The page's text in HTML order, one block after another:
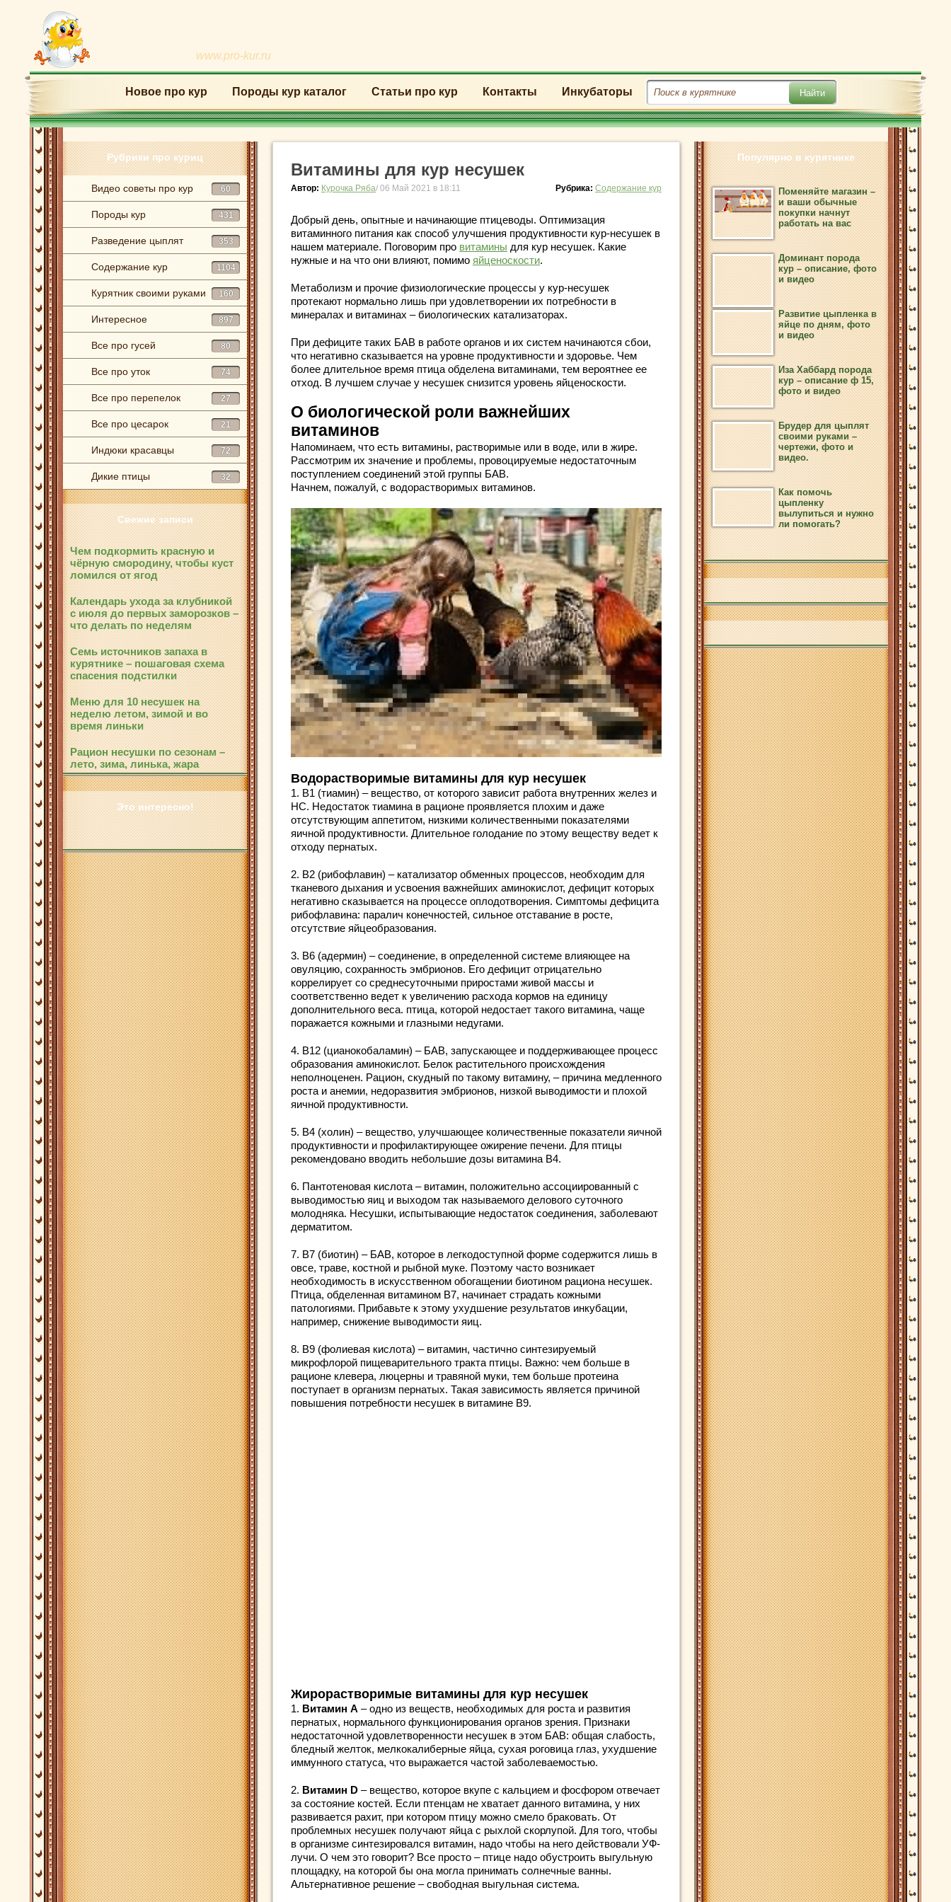
www.pro-kur.ru
Новое про кур Породы кур каталог Статьи про кур Контакты Инкубаторы
Рубрики про куриц
Видео советы про кур 60
Породы кур 431
Разведение цыплят 353
Содержание кур 1104
Курятник своими руками 160
Интересное 897
Все про гусей 80
Все про уток 74
Все про перепелок 27
Все про цесарок 21
Индюки красавцы 72
Дикие птицы 32
Свежие записи
Чем подкормить красную и
чёрную смородину, чтобы куст
ломился от ягод
Календарь ухода за клубникой
с июля до первых заморозков –
что делать по неделям
Семь источников запаха в
курятнике – пошаговая схема
спасения подстилки
Меню для 10 несушек на
неделю летом, зимой и во
время линьки
Рацион несушки по сезонам –
лето, зима, линька, жара
Это интересно!
Витамины для кур несушек
Автор: Курочка Ряба/ 06 Май 2021 в 18:11 Рубрика: Содержание кур
Добрый день, опытные и начинающие птицеводы. Оптимизация
витаминного питания как способ улучшения продуктивности кур-несушек в
нашем материале. Поговорим про витамины для кур несушек. Какие
нужные и на что они влияют, помимо яйценоскости.
Метаболизм и прочие физиологические процессы у кур-несушек
протекают нормально лишь при удовлетворении их потребности в
минералах и витаминах – биологических катализаторах.
При дефиците таких БАВ в работе органов и их систем начинаются сбои,
что негативно сказывается на уровне продуктивности и здоровье. Чем
более длительное время птица обделена витаминами, тем вероятнее ее
отход. В лучшем случае у несушек снизится уровень яйценоскости.
О биологической роли важнейших
витаминов
Напоминаем, что есть витамины, растворимые или в воде, или в жире.
Рассмотрим их значение и проблемы, провоцируемые недостаточным
поступлением соединений этой группы БАВ.
Начнем, пожалуй, с водорастворимых витаминов.
Водорастворимые витамины для кур несушек
1. В1 (тиамин) – вещество, от которого зависит работа внутренних желез и
НС. Недостаток тиамина в рационе проявляется плохим и даже
отсутствующим аппетитом, низкими количественными показателями
яичной продуктивности. Длительное голодание по этому веществу ведет к
отходу пернатых.
2. В2 (рибофлавин) – катализатор обменных процессов, необходим для
тканевого дыхания и усвоения важнейших аминокислот, дефицит которых
негативно сказывается на процессе оплодотворения. Симптомы дефицита
рибофлавина: паралич конечностей, сильное отставание в росте,
отсутствие яйцеобразования.
3. В6 (адермин) – соединение, в определенной системе влияющее на
овуляцию, сохранность эмбрионов. Его дефицит отрицательно
коррелирует со среднесуточными приростами живой массы и
соответственно ведет к увеличению расхода кормов на единицу
дополнительного веса. птица, которой недостает такого витамина, чаще
поражается кожными и глазными недугами.
4. В12 (цианокобаламин) – БАВ, запускающее и поддерживающее процесс
образования аминокислот. Белок растительного происхождения
неполноценен. Рацион, скудный по такому витамину, – причина медленного
роста и анемии, недоразвития эмбрионов, низкой выводимости и плохой
яичной продуктивности.
5. В4 (холин) – вещество, улучшающее количественные показатели яичной
продуктивности и профилактирующее ожирение печени. Для птицы
рекомендовано вводить небольшие дозы витамина В4.
6. Пантотеновая кислота – витамин, положительно ассоциированный с
выводимостью яиц и выходом так называемого делового суточного
молодняка. Несушки, испытывающие недостаток соединения, заболевают
дерматитом.
7. В7 (биотин) – БАВ, которое в легкодоступной форме содержится лишь в
овсе, траве, костной и рыбной муке. Поэтому часто возникает
необходимость в искусственном обогащении биотином рациона несушек.
Птица, обделенная витамином В7, начинает страдать кожными
патологиями. Прибавьте к этому ухудшение результатов инкубации,
например, снижение выводимости яиц.
8. В9 (фолиевая кислота) – витамин, частично синтезируемый
микрофлорой пищеварительного тракта птицы. Важно: чем больше в
рационе клевера, люцерны и травяной муки, тем больше протеина
поступает в организм пернатых. Такая зависимость является причиной
повышения потребности несушек в витамине В9.
Жирорастворимые витамины для кур несушек
1. Витамин А – одно из веществ, необходимых для роста и развития
пернатых, нормального функционирования органов зрения. Признаки
недостаточной удовлетворенности несушек в этом БАВ: общая слабость,
бледный желток, мелкокалиберные яйца, сухая роговица глаз, ухудшение
иммунного статуса, что выражается частой заболеваемостью.
2. Витамин D – вещество, которое вкупе с кальцием и фосфором отвечает
за состояние костей. Если птенцам не хватает данного витамина, у них
развивается рахит, при котором птицу можно смело браковать. От
проблемных несушек получают яйца с рыхлой скорлупой. Для того, чтобы
в организме синтезировался витамин, надо чтобы на него действовали УФ-
лучи. О чем это говорит? Все просто – птице надо обустроить выгульную
площадку, на которой бы она могла принимать солнечные ванны.
Альтернативное решение – свободная выгульная система.
Популярно в курятнике
Поменяйте магазин –
и ваши обычные
покупки начнут
работать на вас
Доминант порода
кур – описание, фото
и видео
Развитие цыпленка в
яйце по дням, фото
и видео
Иза Хаббард порода
кур – описание ф 15,
фото и видео
Брудер для цыплят
своими руками –
чертежи, фото и
видео.
Как помочь
цыпленку
вылупиться и нужно
ли помогать?